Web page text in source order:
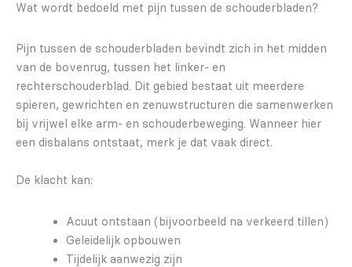
Wat wordt bedoeld met pijn tussen de schouderbladen?
Pijn tussen de schouderbladen bevindt zich in het midden
van de bovenrug, tussen het linker- en
rechterschouderblad. Dit gebied bestaat uit meerdere
spieren, gewrichten en zenuwstructuren die samenwerken
bij vrijwel elke arm- en schouderbeweging. Wanneer hier
een disbalans ontstaat, merk je dat vaak direct.
De klacht kan:
Acuut ontstaan (bijvoorbeeld na verkeerd tillen)
Geleidelijk opbouwen
Tijdelijk aanwezig zijn